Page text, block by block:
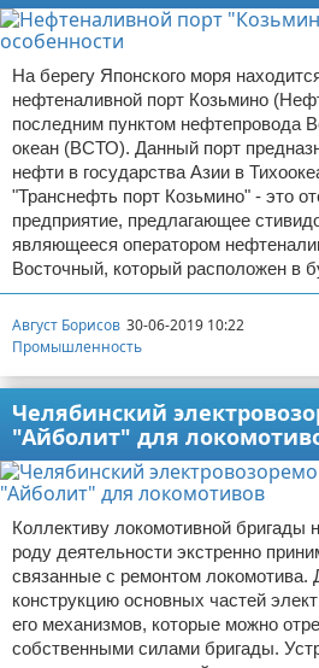
На берегу Японского моря
нефтеналивной порт Козьмино
последним пунктом нефтепровода
океан (ВСТО). Данный порт
нефти в государства Азии в
"Транснефть порт Козьмино" - это
предприятие, предлагающее
являющееся оператором
Восточный, который расположен в
Август Борисов 30-06-2019 10:22
Промышленность
Челябинский
"Айболит" для
Коллективу локомотивной бригады
роду деятельности экстренно
связанные с ремонтом локомотива.
конструкцию основных частей
его механизмов, которые можно
собственными силами бригады.